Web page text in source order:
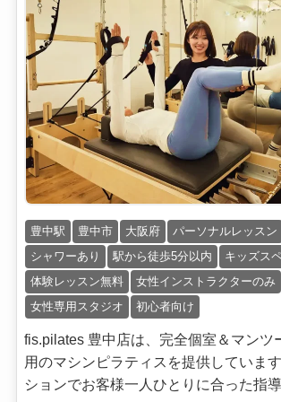
豊中駅 豊中市 大阪府 パーソナルレッスン
シャワーあり
駅から徒歩5分以内
キッズス
体験レッスン無料
女性インストラクターのみ
女性専用スタジオ
初心者向け
fis.pilates 豊中店は、完全個室＆マンツ
用のマシンピラティスを提供していま
ションでお客様一人ひとりに合った指